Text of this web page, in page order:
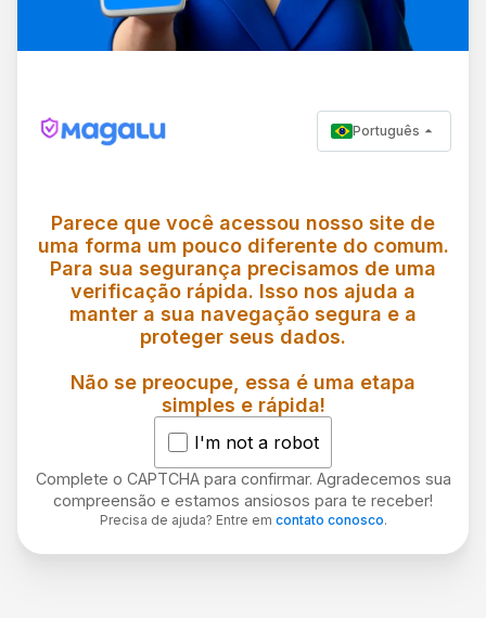
Português
Parece que você acessou nosso site de
uma forma um pouco diferente do comum.
Para sua segurança precisamos de uma
verificação rápida. Isso nos ajuda a
manter a sua navegação segura e a
proteger seus dados.
Não se preocupe, essa é uma etapa
simples e rápida!
I'm not a robot
Complete o CAPTCHA para confirmar. Agradecemos sua
compreensão e estamos ansiosos para te receber!
Precisa de ajuda? Entre em contato conosco.